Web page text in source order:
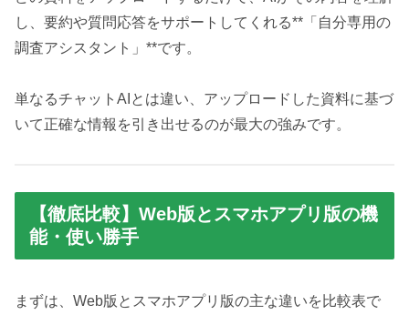
し、要約や質問応答をサポートしてくれる**「自分専用の
調査アシスタント」**です。
単なるチャットAIとは違い、アップロードした資料に基づ
いて正確な情報を引き出せるのが最大の強みです。
【徹底比較】Web版とスマホアプリ版の機
能・使い勝手
まずは、Web版とスマホアプリ版の主な違いを比較表で